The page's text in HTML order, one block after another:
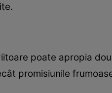
poate apropia
promisiunile